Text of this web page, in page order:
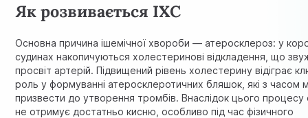
Як розвивається ІХС
Основна причина ішемічної хвороби — атеросклероз: у
судинах накопичуються холестеринові відкладення, що
просвіт артерій. Підвищений рівень холестерину відіграє
роль у формуванні атеросклеротичних бляшок, які з часом
призвести до утворення тромбів. Внаслідок цього
не отримує достатньо кисню, особливо під час фізичного